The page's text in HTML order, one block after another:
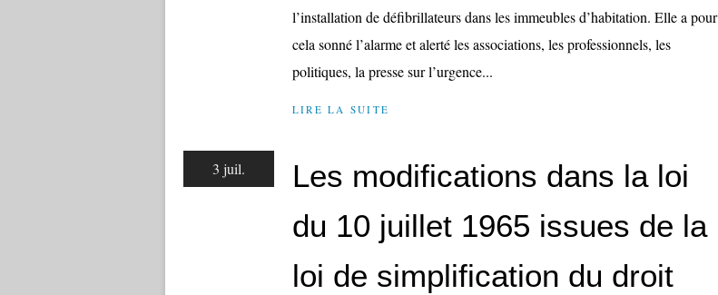
l’installation de défibrillateurs dans les immeubles d’habitation. Elle a pour
cela sonné l’alarme et alerté les associations, les professionnels, les
politiques, la presse sur l’urgence...
LIRE LA SUITE
3 juil.
Les modifications dans la loi
du 10 juillet 1965 issues de la
loi de simplification du droit